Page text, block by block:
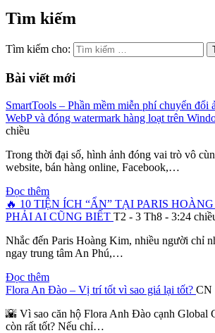
Tìm kiếm
Tìm kiếm cho:
Bài viết mới
SmartTools – Phần mềm miễn phí chuyển đổi
WebP và đóng watermark hàng loạt trên
chiều
Trong thời đại số, hình ảnh đóng vai trò vô
website, bán hàng online, Facebook,…
Đọc thêm
🔥 10 TIỆN ÍCH “ẨN” TẠI PARIS
PHẢI AI CŨNG BIẾT T2 - 3 Th8 - 3:24
Nhắc đến Paris Hoàng Kim, nhiều người chỉ
ngay trung tâm An Phú,…
Đọc thêm
Flora An Đào – Vị trí tốt vì sao giá lại tốt? CN
🌇 Vì sao căn hộ Flora Anh Đào cạnh Global
còn rất tốt? Nếu chỉ…